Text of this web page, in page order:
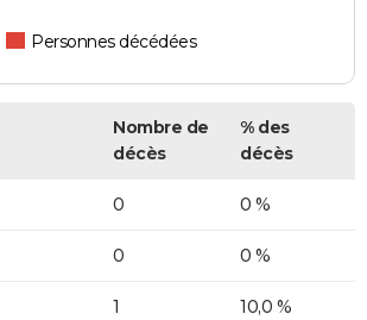
Personnes décédées
Nombre de
décès
% des
décès
0 0 %
0 0 %
1 10,0 %